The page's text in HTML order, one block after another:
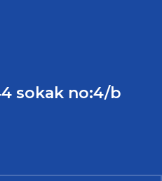
sokak no:4/b